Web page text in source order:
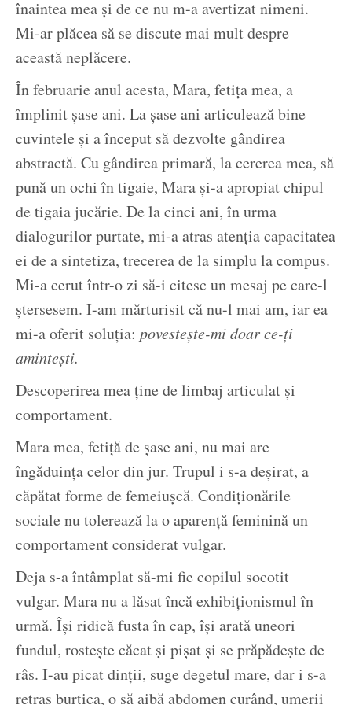
înaintea mea și de ce nu m-a avertizat nimeni.
Mi-ar plăcea să se discute mai mult despre
această neplăcere.
În februarie anul acesta, Mara, fetița mea, a
împlinit șase ani. La șase ani articulează bine
cuvintele și a început să dezvolte gândirea
abstractă. Cu gândirea primară, la cererea mea, să
pună un ochi în tigaie, Mara și-a apropiat chipul
de tigaia jucărie. De la cinci ani, în urma
dialogurilor purtate, mi-a atras atenția capacitatea
ei de a sintetiza, trecerea de la simplu la compus.
Mi-a cerut într-o zi să-i citesc un mesaj pe care-l
ștersesem. I-am mărturisit că nu-l mai am, iar ea
mi-a oferit soluția: povestește-mi doar ce-ți
amintești.
Descoperirea mea ține de limbaj articulat și
comportament.
Mara mea, fetiță de șase ani, nu mai are
îngăduința celor din jur. Trupul i s-a deșirat, a
căpătat forme de femeiușcă. Condiționările
sociale nu tolerează la o aparență feminină un
comportament considerat vulgar.
Deja s-a întâmplat să-mi fie copilul socotit
vulgar. Mara nu a lăsat încă exhibiționismul în
urmă. Își ridică fusta în cap, își arată uneori
fundul, rostește căcat și pișat și se prăpădește de
râs. I-au picat dinții, suge degetul mare, dar i s-a
retras burtica, o să aibă abdomen curând, umerii